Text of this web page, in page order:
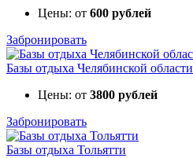
Цены: от 600 рублей
Забронировать
Базы отдыха Челябинской области
Цены: от 3800 рублей
Забронировать
Базы отдыха Тольятти